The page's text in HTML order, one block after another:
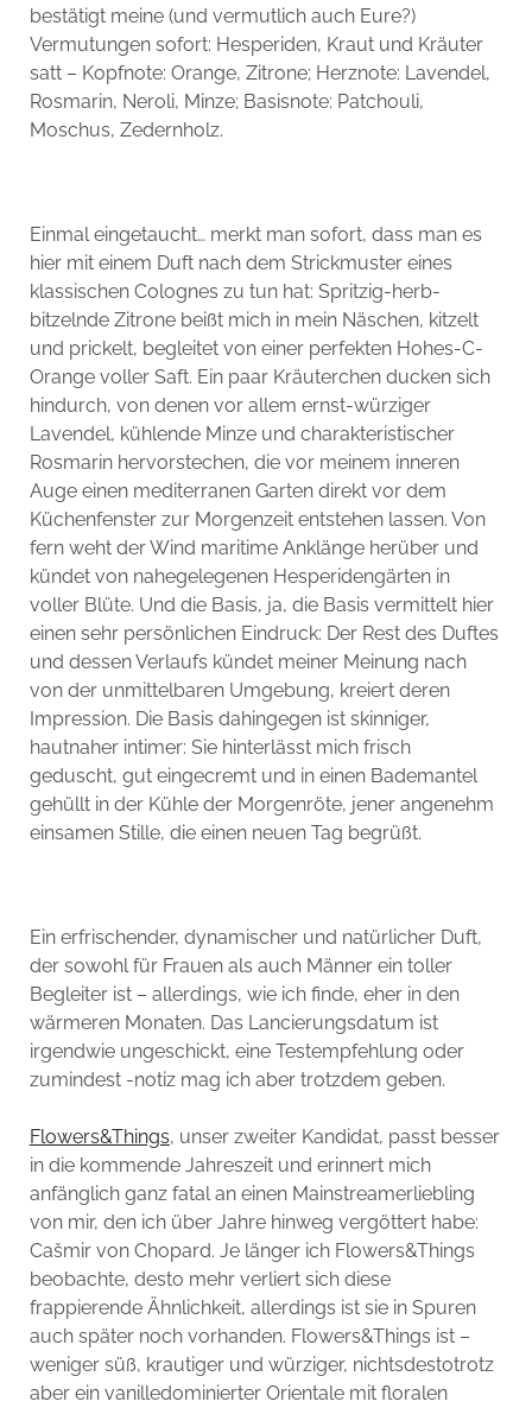
bestätigt meine (und vermutlich auch Eure?)
Vermutungen sofort: Hesperiden, Kraut und Kräuter
satt – Kopfnote: Orange, Zitrone; Herznote: Lavendel,
Rosmarin, Neroli, Minze; Basisnote: Patchouli,
Moschus, Zedernholz.
Einmal eingetaucht… merkt man sofort, dass man es
hier mit einem Duft nach dem Strickmuster eines
klassischen Colognes zu tun hat: Spritzig-herb-
bitzelnde Zitrone beißt mich in mein Näschen, kitzelt
und prickelt, begleitet von einer perfekten Hohes-C-
Orange voller Saft. Ein paar Kräuterchen ducken sich
hindurch, von denen vor allem ernst-würziger
Lavendel, kühlende Minze und charakteristischer
Rosmarin hervorstechen, die vor meinem inneren
Auge einen mediterranen Garten direkt vor dem
Küchenfenster zur Morgenzeit entstehen lassen. Von
fern weht der Wind maritime Anklänge herüber und
kündet von nahegelegenen Hesperidengärten in
voller Blüte. Und die Basis, ja, die Basis vermittelt hier
einen sehr persönlichen Eindruck: Der Rest des Duftes
und dessen Verlaufs kündet meiner Meinung nach
von der unmittelbaren Umgebung, kreiert deren
Impression. Die Basis dahingegen ist skinniger,
hautnaher intimer: Sie hinterlässt mich frisch
geduscht, gut eingecremt und in einen Bademantel
gehüllt in der Kühle der Morgenröte, jener angenehm
einsamen Stille, die einen neuen Tag begrüßt.
Ein erfrischender, dynamischer und natürlicher Duft,
der sowohl für Frauen als auch Männer ein toller
Begleiter ist – allerdings, wie ich finde, eher in den
wärmeren Monaten. Das Lancierungsdatum ist
irgendwie ungeschickt, eine Testempfehlung oder
zumindest -notiz mag ich aber trotzdem geben.
Flowers&Things, unser zweiter Kandidat, passt besser
in die kommende Jahreszeit und erinnert mich
anfänglich ganz fatal an einen Mainstreamerliebling
von mir, den ich über Jahre hinweg vergöttert habe:
Cašmir von Chopard. Je länger ich Flowers&Things
beobachte, desto mehr verliert sich diese
frappierende Ähnlichkeit, allerdings ist sie in Spuren
auch später noch vorhanden. Flowers&Things ist –
weniger süß, krautiger und würziger, nichtsdestotrotz
aber ein vanilledominierter Orientale mit floralen